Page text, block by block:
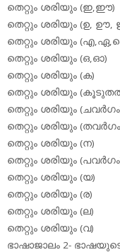
തെറ്റും ശരിയും (ഇ,ഈ)
തെറ്റും ശരിയും (ഉ, ഊ,
തെറ്റും ശരിയും
തെറ്റും ശരിയും (ഒ,ഓ)
തെറ്റും ശരിയും (ക)
തെറ്റും ശരിയും
തെറ്റും ശരിയും
തെറ്റും ശരിയും
തെറ്റും ശരിയും (ന)
തെറ്റും ശരിയും
തെറ്റും ശരിയും (യ)
തെറ്റും ശരിയും (ര)
തെറ്റും ശരിയും (ല)
തെറ്റും ശരിയും (വ)
ഭാഷാജാലം 2-